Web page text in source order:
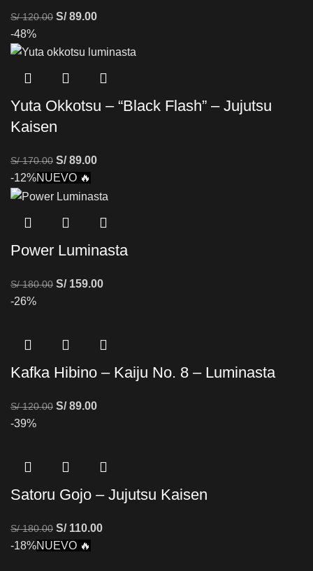
S/120.00 S/89.00
-48%
Yuta Okkotsu – “Black Flash” – Jujutsu
Kaisen
S/170.00 S/89.00
-12%NUEVO 🔥
Power Luminasta
S/180.00 S/159.00
-26%
Kafka Hibino – Kaiju No. 8 – Luminasta
S/120.00 S/89.00
-39%
Satoru Gojo – Jujutsu Kaisen
S/180.00 S/110.00
-18%NUEVO 🔥